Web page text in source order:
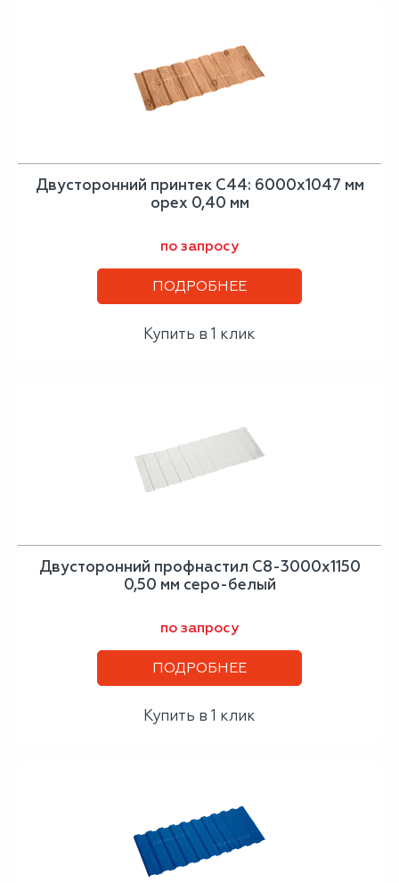
Двусторонний принтек С44: 6000x1047 мм
орех 0,40 мм
по запросу
ПОДРОБНЕЕ
Купить в 1 клик
Двусторонний профнастил С8-3000х1150
0,50 мм серо-белый
по запросу
ПОДРОБНЕЕ
Купить в 1 клик